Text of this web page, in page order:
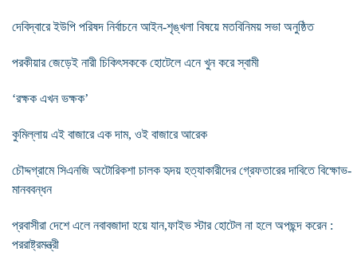
দেবিদ্বারে ইউপি পরিষদ নির্বাচনে আইন-শৃঙ্খলা বিষয়ে মতবিনিময় সভা অনুষ্ঠিত
পরকীয়ার জেড়েই নারী চিকিৎসককে হোটেলে এনে খুন করে স্বামী
‘রক্ষক এখন ভক্ষক’
কুমিল্লায় এই বাজারে এক দাম, ওই বাজারে আরেক
চৌদ্দগ্রামে সিএনজি অটোরিকশা চালক হৃদয় হত্যাকারীদের গ্রেফতারের দাবিতে বিক্ষোভ-
মানববন্ধন
প্রবাসীরা দেশে এলে নবাবজাদা হয়ে যান,ফাইভ স্টার হোটেল না হলে অপছন্দ করেন :
পররাষ্ট্রমন্ত্রী